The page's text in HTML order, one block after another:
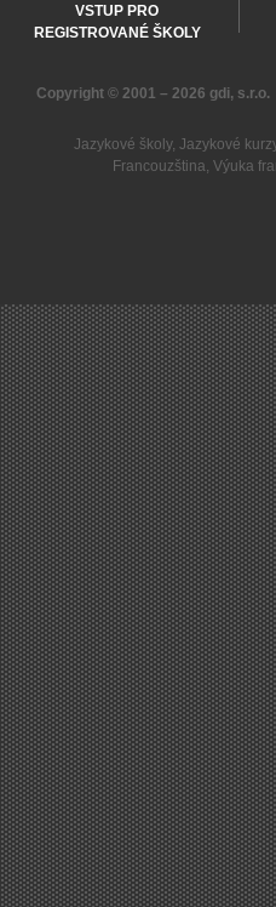
VSTUP PRO
REGISTROVANÉ ŠKOLY
Copyright © 2001 – 2026 gdi, s.r.o.
Jazykové školy, Jazykové
Francouzština,Výuka